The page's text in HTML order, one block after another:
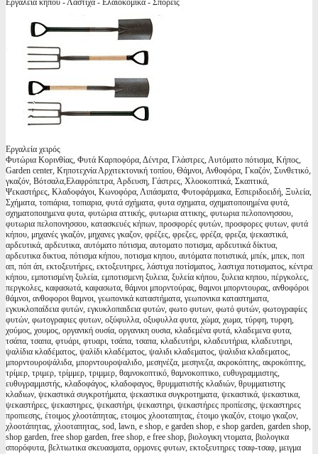
Εργαλεία κήπου - Λάστιχα - Ελαιοκομικά - Σπορείς
Εργαλεία χειρός
Φυτώρια Κορινθίας, Φυτά Καρποφόρα, Δέντρα, Γλάστρες, Αυτόματο πότισμα, Κήπος,
Garden center, Κηποτεχνία Αρχιτεκτονική τοπίου, Θάμνοι, Ανθοφόρα, Γκαζόν, Συνθετικό,
γκαζόν, Βότσαλα,Ελαφρόπετρα, Αρδευση, Γάστρες, Χλοοκοπτικά, Σκαπτικά,
Ψεκαστήρες, Κλαδοφάγοι, Κωνοφόρα, Λιπάσματα, Φυτοφάρμακα, Εσπεριδοειδή, Ξυλεία,
Σχήματα, τοπιάρια, τοπιαρια, φυτά σχήματα, φυτα σχηματα, σχηματοποιημένα φυτά,
σχηματοποιημενα φυτα, φυτώρια αττικής, φυτωρια αττικης, φυτωρια πελοπονησσου,
φυτωρια πελοπονησσου, κατασκευές κήπων, προσφορές φυτών, προσφορες φυτων, φυτά
κήπου, μηχανές γκαζόν, μηχανες γκαζον, φρέζες, φρεζες, φρέζα, φρεζα, ψεκαστικά,
αρδευτικά, αρδευτικα, αυτόματο πότισμα, αυτοματο ποτισμα, αρδευτικά δίκτυα,
αρδευτικα δικτυα, πότισμα κήπου, ποτισμα κηπου, αυτόματα ποτιστικά, μπέκ, μπεκ, ποπ
απ, πόπ άπ, εκτοξευτήρες, εκτοξευτηρες, λάστιχα ποτίσματος, λαστιχα ποτισματος, κέντρα
κήπου, εμποτισμένη ξυλεία, εμποτισμενη ξυλεια, ξυλεία κήπου, ξυλεια κηπου, πέργκολες,
περγκολες, καφασωτά, καφασωτα, θάμνοι μπορντούρας, θαμνοι μπορντουρας, ανθοφόροι
θάμνοι, ανθοφοροι θαμνοι, γεωπονικά καταστήματα, γεωπονικα καταστηματα,
εγκυκλοπαίδεια φυτών, εγκυκλοπαιδεια φυτών, φωτο φυτων, φωτό φυτών, φωτογραφίες
φυτών, φωτογραφιες φυτων, οξύφυλλα, οξυφυλλα φυτα, χώμα, χωμα, τύρφη, τυρφη,
χούμος, χουμος, οργανική ουσία, οργανικη ουσια, κλαδεμένα φυτά, κλαδεμενα φυτα,
τσάπα, τσαπα, φτυάρι, φτυαρι, τσάπα, τσαπα, κλαδευτήρι, κλαδευτήρια, κλαδευτηρι,
ψαλίδια κλαδέματος, ψαλίδι κλαδέματος, ψαλιδι κλαδεματος, ψαλιδια κλαδεματος,
μπορντουροψάλιδα, μπορντουροψαλιδο, μεσηνέζα, μεσηνεζα, ακροκόπτης, ακροκόπτης,
τρίμερ, τριμερ, τρίμμερ, τριμμερ, θαμνοκοπτικό, θαμνοκοπτικο, ευθυγραμμιστης,
ευθυγραμμιστής, κλαδοφάγος, κλαδοφαγος, θρυμματιστής κλαδιών, θρυμματιστης
κλαδιων, ψεκαστικά συγκροτήματα, ψεκαστικα συγκροτηματα, ψεκαστικά, ψεκαστικα,
ψεκαστήρες, ψεκαστηρες, ψεκαστήρι, ψεκαστηρι, ψεκαστήρες προπίεσης, ψεκαστηρες
προπιεσης, έτοιμος χλοοτάπητας, ετοιμος χλοοταπητας, έτοιμο γκαζόν, ετοιμο γκαζον,
χλοοτάπητας, χλοοταπητας, sod, lawn, e shop, e garden shop, e shop garden, garden shop,
shop garden, free shop garden, free shop, e free shop, βιολογικη ντοματα, βιολογικα
σπορόφυτα, βελτιωτικα σκευασματα, ορμονες φυτων, εκτοξευτηρες τσαφ-τσαφ, μειγμα